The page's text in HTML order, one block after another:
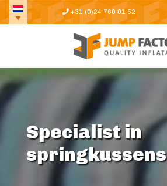
+31 (0)24 760 01 52
Specialist in
springkussens